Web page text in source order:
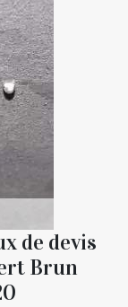
de devis
Brun